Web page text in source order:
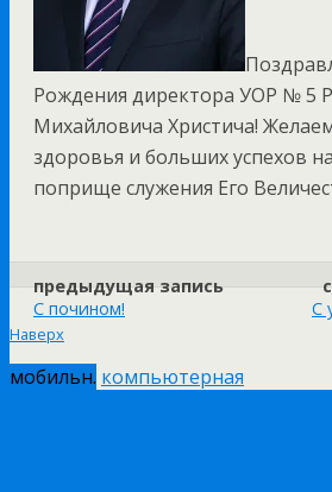
Рождения директора УОР № 5
Михайловича Христича!
здоровья и больших успехов
поприще служения Его
предыдущая запись
С почином!
С
Наверх
мобильн. компьютерная